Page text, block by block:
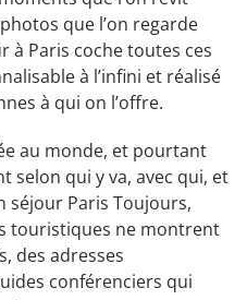
que l’on regarde
à Paris coche toutes ces
à l’infini et réalisé
à qui on l’offre.
au monde, et pourtant
selon qui y va, avec qui, et
séjour Paris Toujours,
touristiques ne montrent
des adresses
conférenciers qui